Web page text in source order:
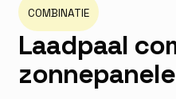
COMBINATIE
Laadpaal co
zonnepanele